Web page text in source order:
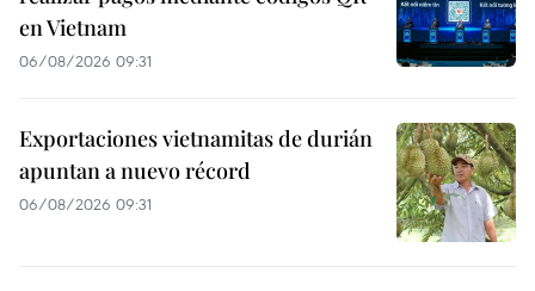
en Vietnam
06/08/2026 09:31
Exportaciones vietnamitas de durián
apuntan a nuevo récord
06/08/2026 09:31